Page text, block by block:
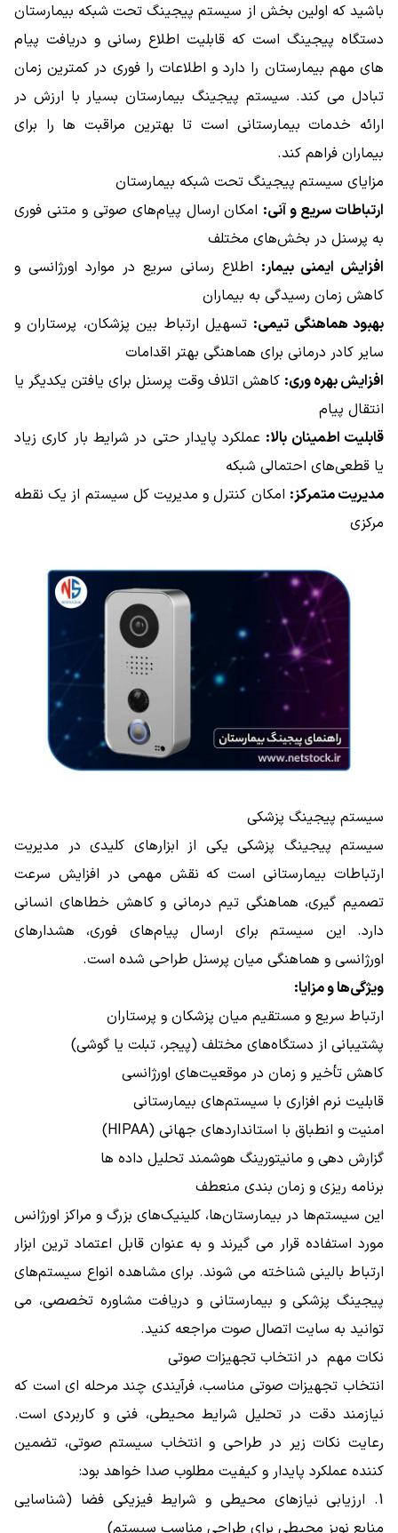
باشید که اولین بخش از سیستم پیجینگ تحت شبکه بیمارستان
دستگاه پیجینگ است که قابلیت اطلاع رسانی و دریافت پیام
های مهم بیمارستان را دارد و اطلاعات را فوری در کمترین زمان
تبادل می کند. سیستم پیجینگ بیمارستان بسیار با ارزش در
ارائه خدمات بیمارستانی است تا بهترین مراقبت ها را برای
بیماران فراهم کند.
مزایای سیستم پیجینگ تحت شبکه بیمارستان
ارتباطات سریع و آنی: امکان ارسال پیام‌های صوتی و متنی فوری
به پرسنل در بخش‌های مختلف
افزایش ایمنی بیمار: اطلاع‌ رسانی سریع در موارد اورژانسی و
کاهش زمان رسیدگی به بیماران
بهبود هماهنگی تیمی: تسهیل ارتباط بین پزشکان، پرستاران و
سایر کادر درمانی برای هماهنگی بهتر اقدامات
افزایش بهره‌ وری: کاهش اتلاف وقت پرسنل برای یافتن یکدیگر یا
انتقال پیام
قابلیت اطمینان بالا: عملکرد پایدار حتی در شرایط بار کاری زیاد
یا قطعی‌های احتمالی شبکه
مدیریت متمرکز: امکان کنترل و مدیریت کل سیستم از یک نقطه
مرکزی
سیستم پیجینگ پزشکی
سیستم پیجینگ پزشکی یکی از ابزارهای کلیدی در مدیریت
ارتباطات بیمارستانی است که نقش مهمی در افزایش سرعت
تصمیم ‌گیری، هماهنگی تیم درمانی و کاهش خطاهای انسانی
دارد. این سیستم برای ارسال پیام‌های فوری، هشدارهای
اورژانسی و هماهنگی میان پرسنل طراحی شده است.
ویژگی‌ها و مزایا:
ارتباط سریع و مستقیم میان پزشکان و پرستاران
پشتیبانی از دستگاه‌های مختلف (پیجر، تبلت یا گوشی)
کاهش تأخیر و زمان در موقعیت‌های اورژانسی
قابلیت نرم افزاری با سیستم‌های بیمارستانی
امنیت و انطباق با استانداردهای جهانی (HIPAA)
گزارش‌ دهی و مانیتورینگ هوشمند تحلیل داده ها
برنامه‌ ریزی و زمان ‌بندی منعطف
این سیستم‌ها در بیمارستان‌ها، کلینیک‌های بزرگ و مراکز اورژانس
مورد استفاده قرار می ‌گیرند و به‌ عنوان قابل اعتماد ترین ابزار
ارتباط بالینی شناخته می ‌شوند. برای مشاهده انواع سیستم‌های
پیجینگ پزشکی و بیمارستانی و دریافت مشاوره تخصصی، می‌
توانید به سایت اتصال صوت مراجعه کنید.
نکات مهم در انتخاب تجهیزات صوتی
انتخاب تجهیزات صوتی مناسب، فرآیندی چند مرحله‌ ای است که
نیازمند دقت در تحلیل شرایط محیطی، فنی و کاربردی است.
رعایت نکات زیر در طراحی و انتخاب سیستم صوتی، تضمین
‌کننده عملکرد پایدار و کیفیت مطلوب صدا خواهد بود:
1. ارزیابی نیازهای محیطی و شرایط فیزیکی فضا (شناسایی
منابع نویز محیطی برای طراحی مناسب سیستم)